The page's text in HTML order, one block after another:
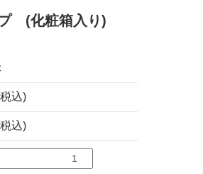
(化粧箱入り)
込)
込)